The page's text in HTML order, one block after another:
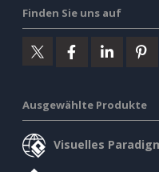
Finden Sie uns auf
Ausgewählte Produkte
Visuelles